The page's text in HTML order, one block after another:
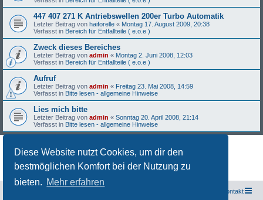
Diese Website nutzt Cookies, um dir den
bestmöglichen Komfort bei der Nutzung zu
bieten. Mehr erfahren
447 407 271 K Antriebswellen 200er Turbo Automatik
Letzter Beitrag von haiforelle « Montag 17. August 2009, 20:38
Verfasst in Bereich für Entfallteile ( e.o.e )
Zweck dieses Bereiches
Letzter Beitrag von admin « Montag 2. Juni 2008, 12:03
Verfasst in Bereich für Entfallteile ( e.o.e )
Aufruf
Letzter Beitrag von admin « Freitag 23. Mai 2008, 14:59
Verfasst in Bitte lesen - allgemeine Hinweise
Lies mich bitte
Letzter Beitrag von admin « Sonntag 20. April 2008, 21:14
Verfasst in Bitte lesen - allgemeine Hinweise
Die Suche ergab 27 Treffer • Seite1von
Kontakt